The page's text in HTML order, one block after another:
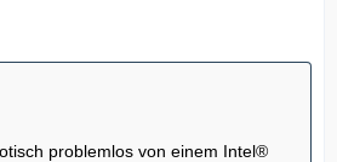
problemlos von einem Intel®